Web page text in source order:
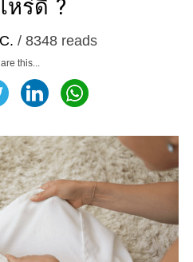
หร่ดี ?
/ 8348 reads
this...